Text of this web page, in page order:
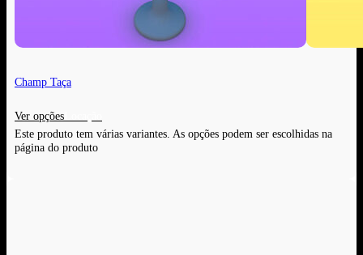
Champ Taça
Ver opções
Este produto tem várias variantes. As opções podem ser escolhidas na
página do produto